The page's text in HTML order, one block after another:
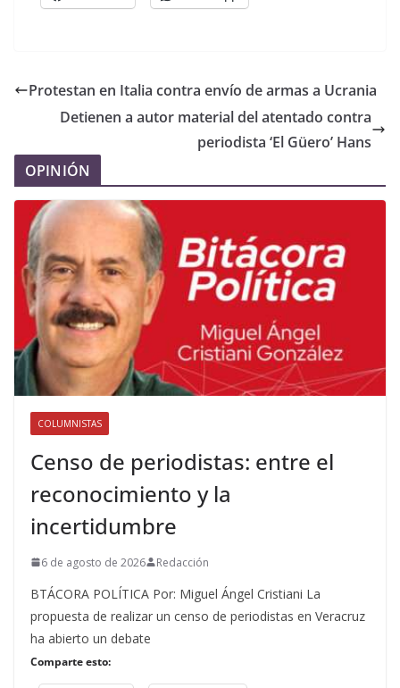
Protestan en Italia contra envío de armas a Ucrania
Detienen a autor material del atentado contra
periodista ‘El Güero’ Hans
OPINIÓN
COLUMNISTAS
Censo de periodistas: entre el
reconocimiento y la
incertidumbre
6 de agosto de 2026 Redacción
BTÁCORA POLÍTICA Por: Miguel Ángel Cristiani La
propuesta de realizar un censo de periodistas en Veracruz
ha abierto un debate
Comparte esto: